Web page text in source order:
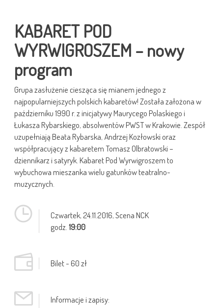
KABARET POD
WYRWIGROSZEM – nowy
program
Grupa zasłużenie ciesząca się mianem jednego z
najpopularniejszych polskich kabaretów! Została założona w
październiku 1990 r. z inicjatywy Maurycego Polaskiego i
Łukasza Rybarskiego, absolwentów PWST w Krakowie. Zespół
uzupełniają Beata Rybarska, Andrzej Kozłowski oraz
współpracujący z kabaretem Tomasz Olbratowski –
dziennikarz i satyryk. Kabaret Pod Wyrwigroszem to
wybuchowa mieszanka wielu gatunków teatralno-
muzycznych.
Czwartek,24.11.2016, Scena NCK
godz. 19:00
Bilet - 60 zł
Informacje i zapisy: